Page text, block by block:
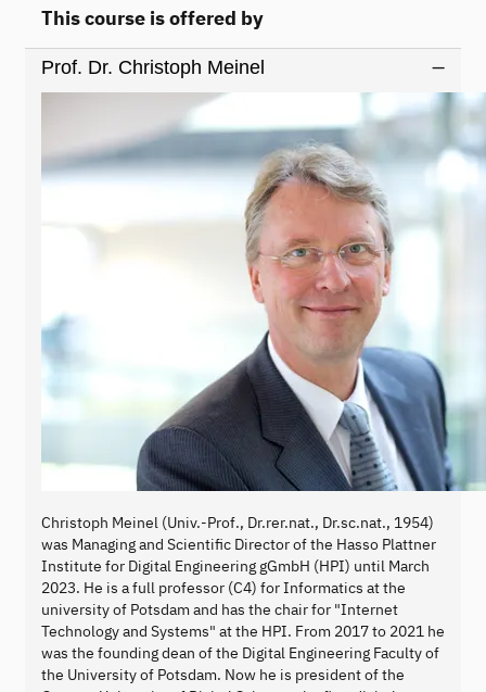
This course is offered by
Prof. Dr. Christoph Meinel
Christoph Meinel (Univ.-Prof., Dr.rer.nat., Dr.sc.nat., 1954)
was Managing and Scientific Director of the Hasso Plattner
Institute for Digital Engineering gGmbH (HPI) until March
2023. He is a full professor (C4) for Informatics at the
university of Potsdam and has the chair for "Internet
Technology and Systems" at the HPI. From 2017 to 2021 he
was the founding dean of the Digital Engineering Faculty of
the University of Potsdam. Now he is president of the